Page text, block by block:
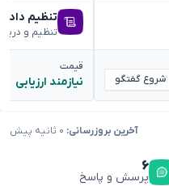
آخرین بروزرسانی:
۶
پرسش و پاسخ
شروع گفتگو
تنظیم
تنظیم و
قیمت
نیازمند ارزیابی